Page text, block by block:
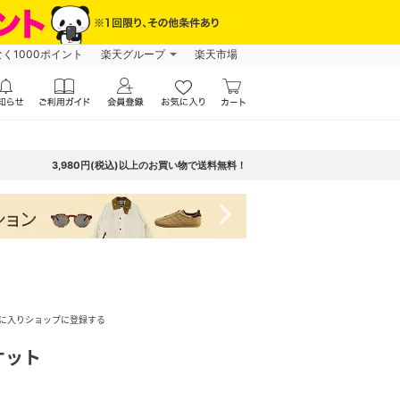
1000ポイント 楽天グループ 楽天市場
3,980円(税込)以上のお買い物で送料無料！
navigate_next
入りショップに登録する
ト